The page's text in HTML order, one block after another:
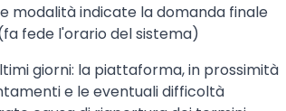
modalità indicate la domanda finale
fede l'orario del sistema)
giorni: la piattaforma, in prossimità
e le eventuali difficoltà